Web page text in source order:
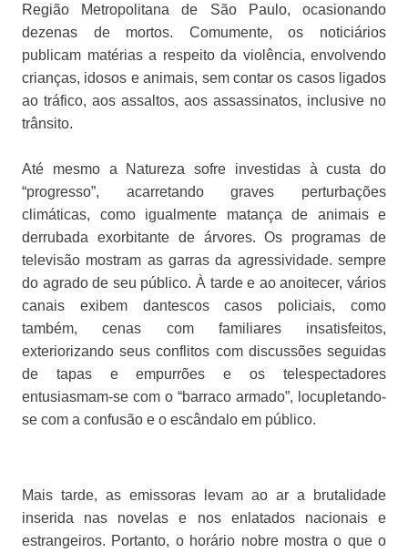
Região Metropolitana de São Paulo, ocasionando
dezenas de mortos. Comumente, os noticiários
publicam matérias a respeito da violência, envolvendo
crianças, idosos e animais, sem contar os casos ligados
ao tráfico, aos assaltos, aos assassinatos, inclusive no
trânsito.
Até mesmo a Natureza sofre investidas à custa do
“progresso”, acarretando graves perturbações
climáticas, como igualmente matança de animais e
derrubada exorbitante de árvores. Os programas de
televisão mostram as garras da agressividade. sempre
do agrado de seu público. À tarde e ao anoitecer, vários
canais exibem dantescos casos policiais, como
também, cenas com familiares insatisfeitos,
exteriorizando seus conflitos com discussões seguidas
de tapas e empurrões e os telespectadores
entusiasmam-se com o “barraco armado”, locupletando-
se com a confusão e o escândalo em público.
Mais tarde, as emissoras levam ao ar a brutalidade
inserida nas novelas e nos enlatados nacionais e
estrangeiros. Portanto, o horário nobre mostra o que o